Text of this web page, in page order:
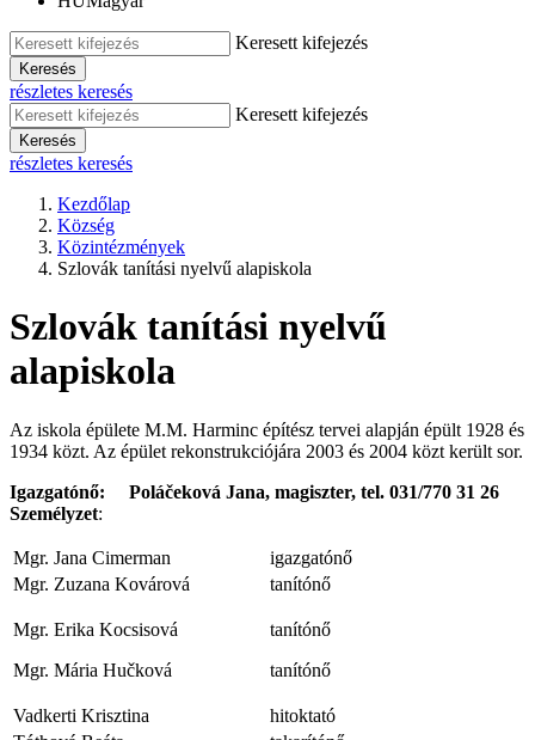
Keresett kifejezés
Keresés
részletes keresés
Keresett kifejezés
Keresés
részletes keresés
Kezdőlap
Község
Közintézmények
Szlovák tanítási nyelvű alapiskola
Szlovák tanítási nyelvű
alapiskola
Az iskola épülete M.M. Harminc építész tervei alapján épült 1928 és
1934 közt. Az épület rekonstrukciójára 2003 és 2004 közt került sor.
Igazgatónő: Poláčeková Jana, magiszter, tel. 031/770 31 26
Személyzet:
Mgr. Jana Cimerman
igazgatónő
Mgr. Zuzana Kovárová
tanítónő
Mgr. Erika Kocsisová
Mgr. Mária Hučková
tanítónő
tanítónő
Vadkerti Krisztina
hitoktató